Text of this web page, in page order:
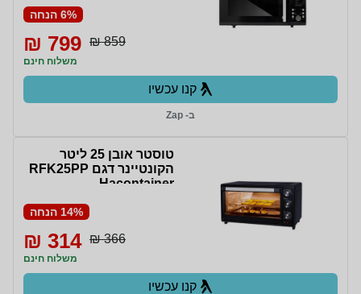
6% הנחה
859 ₪
799 ₪
משלוח חינם
קנו עכשיו
ב- Zap
טוסטר אובן 25 ליטר
הקונטיינר דגם RFK25PP
Hacontainer
14% הנחה
366 ₪
314 ₪
משלוח חינם
קנו עכשיו